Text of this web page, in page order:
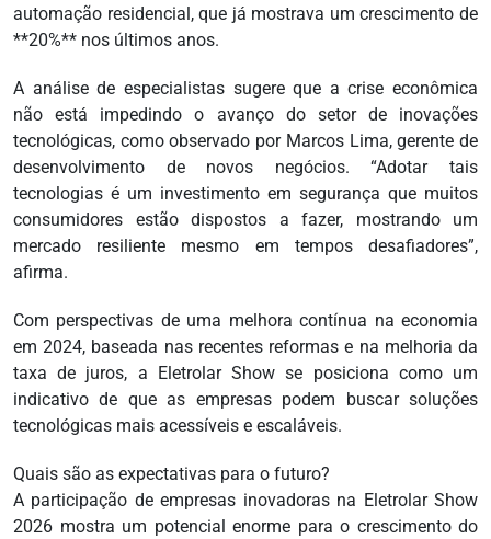
automação residencial, que já mostrava um crescimento de
**20%** nos últimos anos.
A análise de especialistas sugere que a crise econômica
não está impedindo o avanço do setor de inovações
tecnológicas, como observado por Marcos Lima, gerente de
desenvolvimento de novos negócios. “Adotar tais
tecnologias é um investimento em segurança que muitos
consumidores estão dispostos a fazer, mostrando um
mercado resiliente mesmo em tempos desafiadores”,
afirma.
Com perspectivas de uma melhora contínua na economia
em 2024, baseada nas recentes reformas e na melhoria da
taxa de juros, a Eletrolar Show se posiciona como um
indicativo de que as empresas podem buscar soluções
tecnológicas mais acessíveis e escaláveis.
Quais são as expectativas para o futuro?
A participação de empresas inovadoras na Eletrolar Show
2026 mostra um potencial enorme para o crescimento do